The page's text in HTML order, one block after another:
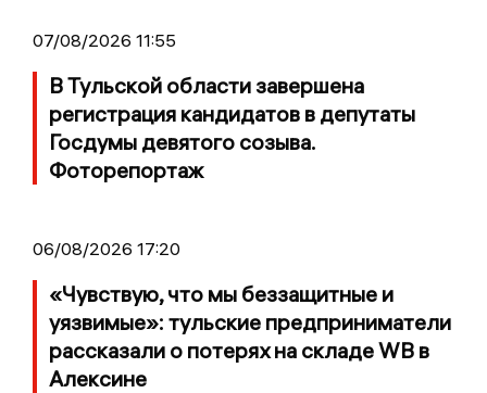
07/08/2026 11:55
В Тульской области завершена
регистрация кандидатов в депутаты
Госдумы девятого созыва.
Фоторепортаж
06/08/2026 17:20
«Чувствую, что мы беззащитные и
уязвимые»: тульские предприниматели
рассказали о потерях на складе WB в
Алексине